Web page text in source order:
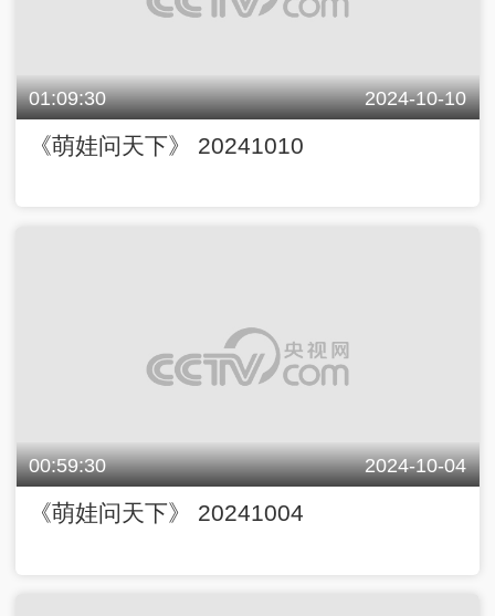
01:09:30 2024-10-10
《萌娃问天下》 20241010
00:59:30 2024-10-04
《萌娃问天下》 20241004